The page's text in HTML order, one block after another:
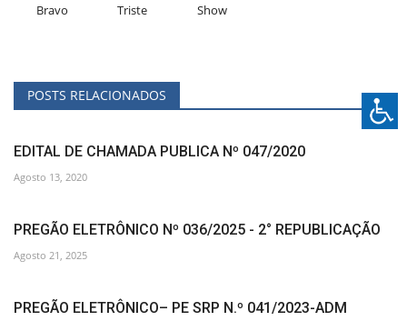
Bravo Triste Show
POSTS RELACIONADOS
EDITAL DE CHAMADA PUBLICA Nº 047/2020
Agosto 13, 2020
PREGÃO ELETRÔNICO Nº 036/2025 - 2° REPUBLICAÇÃO
Agosto 21, 2025
PREGÃO ELETRÔNICO– PE SRP N.º 041/2023-ADM